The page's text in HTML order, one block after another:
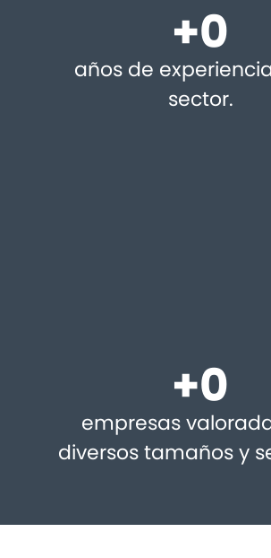
+0
años de
sector.
+0
empresas
diversos tamaños y